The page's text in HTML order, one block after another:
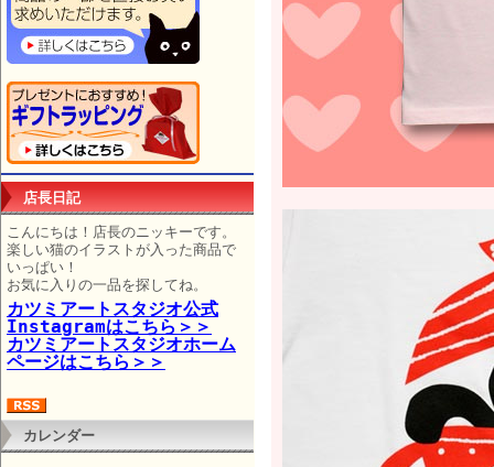
店長日記
こんにちは！店長のニッキーです。
楽しい猫のイラストが入った商品で
いっぱい！
お気に入りの一品を探してね。
カツミアートスタジオ公式
Instagramはこちら＞＞
カツミアートスタジオホーム
ページはこちら＞＞
カレンダー